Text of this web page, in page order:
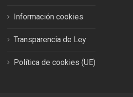
Información cookies
Transparencia de Ley
Política de cookies (UE)